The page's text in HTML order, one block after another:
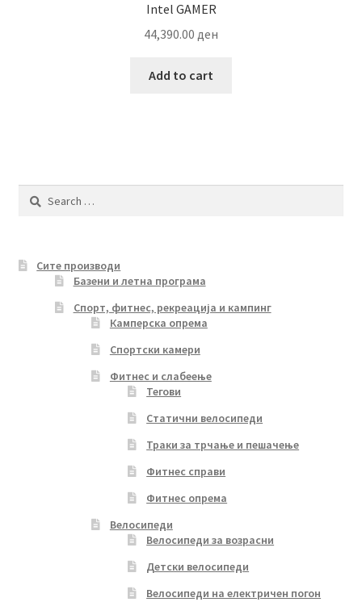
Intel GAMER
44,390.00 ден
Add to cart
Search
Сите производи
Базени и летна програма
Спорт, фитнес, рекреација и кампинг
Камперска опрема
Спортски камери
Фитнес и слабеење
Тегови
Статични велосипеди
Траки за трчање и пешачење
Фитнес справи
Фитнес опрема
Велосипеди
Велосипеди за возрасни
Детски велосипеди
Велосипеди на електричен погон